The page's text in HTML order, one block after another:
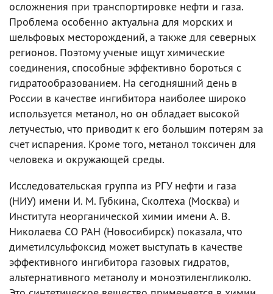
осложнения при транспортировке нефти и газа.
Проблема особенно актуальна для морских и
шельфовых месторождений, а также для северных
регионов. Поэтому ученые ищут химические
соединения, способные эффективно бороться с
гидратообразованием. На сегодняшний день в
России в качестве ингибитора наиболее широко
используется метанол, но он обладает высокой
летучестью, что приводит к его большим потерям за
счет испарения. Кроме того, метанол токсичен для
человека и окружающей среды.
Исследовательская группа из РГУ нефти и газа
(НИУ) имени И. М. Губкина, Сколтеха (Москва) и
Института неорганической химии имени А. В.
Николаева СО РАН (Новосибирск) показала, что
диметилсульфоксид может выступать в качестве
эффективного ингибитора газовых гидратов,
альтернативного метанолу и моноэтиленгликолю.